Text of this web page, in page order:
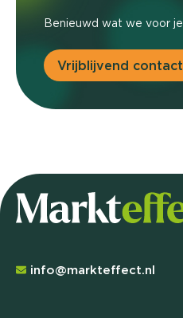
Benieuwd wat we voor
Vrijblijvend contact
info@markteffect.nl